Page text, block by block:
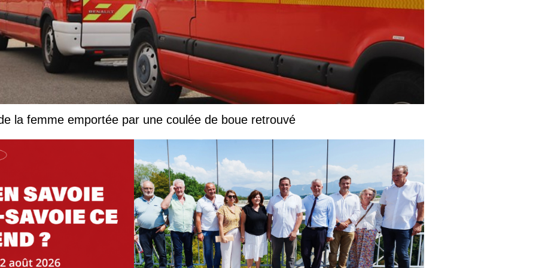
la femme emportée par une coulée de boue retrouvé